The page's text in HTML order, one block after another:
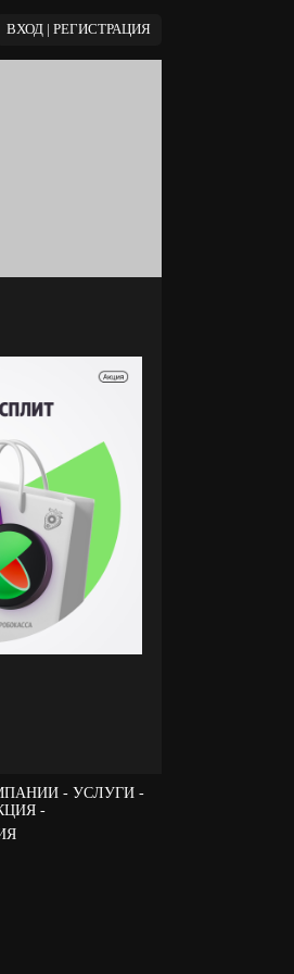
ВХОД | РЕГИСТРАЦИЯ
УСЛУГИ
-